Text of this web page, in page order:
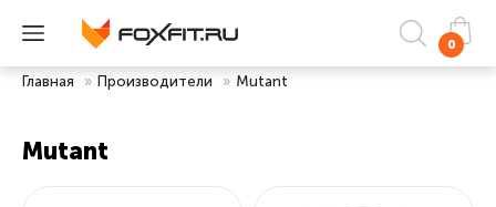
0
Главная » Производители » Mutant
Mutant